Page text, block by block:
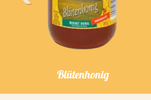
Blütenhonig